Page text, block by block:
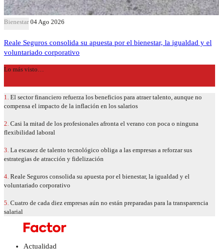
Bienestar 04 Ago 2026
Reale Seguros consolida su apuesta por el bienestar, la igualdad y el
voluntariado corporativo
Lo más visto…
1. El sector financiero refuerza los beneficios para atraer talento, aunque no
compensa el impacto de la inflación en los salarios
2. Casi la mitad de los profesionales afronta el verano con poca o ninguna
flexibilidad laboral
3. La escasez de talento tecnológico obliga a las empresas a reforzar sus
estrategias de atracción y fidelización
4. Reale Seguros consolida su apuesta por el bienestar, la igualdad y el
voluntariado corporativo
5. Cuatro de cada diez empresas aún no están preparadas para la transparencia
salarial
Actualidad